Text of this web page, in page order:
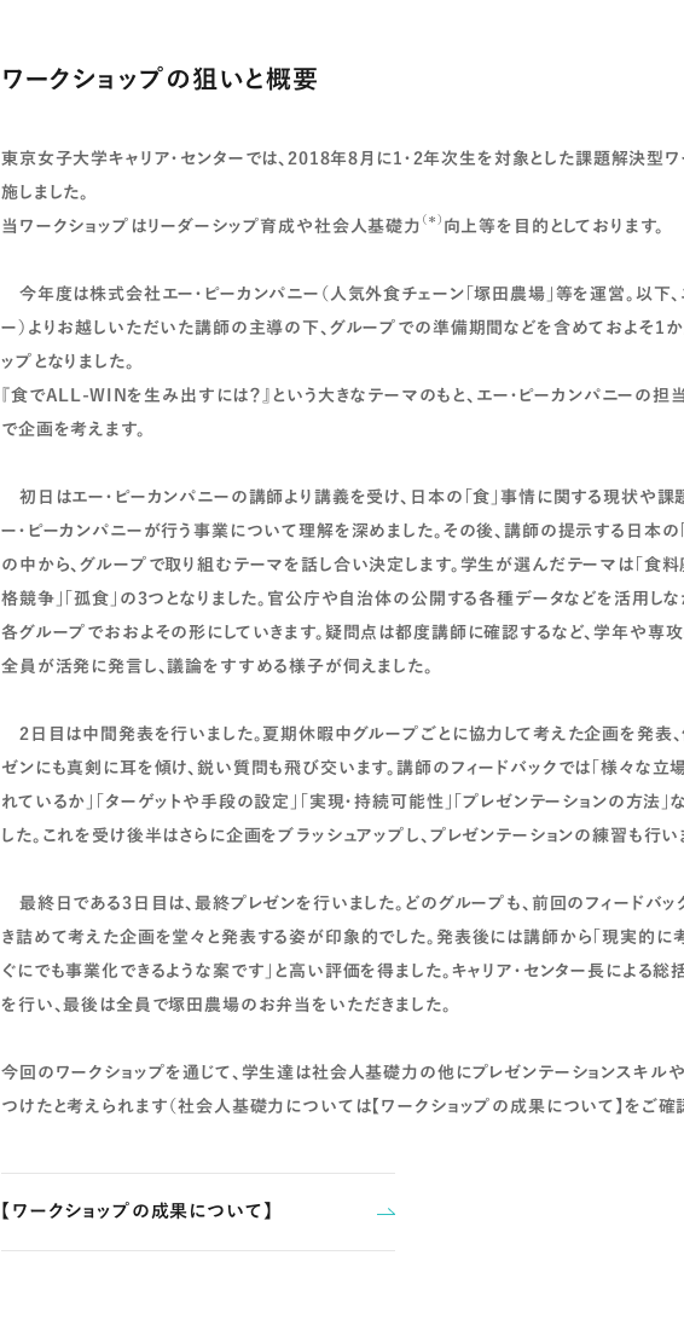
ワークショップの狙いと概要
東京女子大学キャリア・センターでは、2018年8月に1・2年次生を対象とした課題解決型ワ
施しました。
当ワークショップはリーダーシップ育成や社会人基礎力 （＊） 向上等を目的としております。
今年度は株式会社エー・ピーカンパニー（人気外食チェーン「塚田農場」等を運営。以下、
ー）よりお越しいただいた講師の主導の下、グループでの準備期間などを含めておよそ1
ップとなりました。
『食でALL-WINを生み出すには？』という大きなテーマのもと、エー・ピーカンパニーの担
で企画を考えます。
初日はエー・ピーカンパニーの講師より講義を受け、日本の「食」事情に関する現状や課
ー・ピーカンパニーが行う事業について理解を深めました。その後、講師の提示する日本の
の中から、グループで取り組むテーマを話し合い決定します。学生が選んだテーマは「食料
格競争」「孤食」の3つとなりました。官公庁や自治体の公開する各種データなどを活用しな
各グループでおおよその形にしていきます。疑問点は都度講師に確認するなど、学年や専
全員が活発に発言し、議論をすすめる様子が伺えました。
2日目は中間発表を行いました。夏期休暇中グループごとに協力して考えた企画を発表
ゼンにも真剣に耳を傾け、鋭い質問も飛び交います。講師のフィードバックでは「様々な立
れているか」「ターゲットや手段の設定」「実現・持続可能性」「プレゼンテーションの方法」
した。これを受け後半はさらに企画をブラッシュアップし、プレゼンテーションの練習も行い
最終日である3日目は、最終プレゼンを行いました。どのグループも、前回のフィードバッ
き詰めて考えた企画を堂々と発表する姿が印象的でした。発表後には講師から「現実的に
ぐにでも事業化できるような案です」と高い評価を得ました。キャリア・センター長による
を行い、最後は全員で塚田農場のお弁当をいただきました。
今回のワークショップを通じて、学生達は社会人基礎力の他にプレゼンテーションスキル
つけたと考えられます（社会人基礎力については【ワークショップの成果について】をご確認
【ワークショップの成果について】